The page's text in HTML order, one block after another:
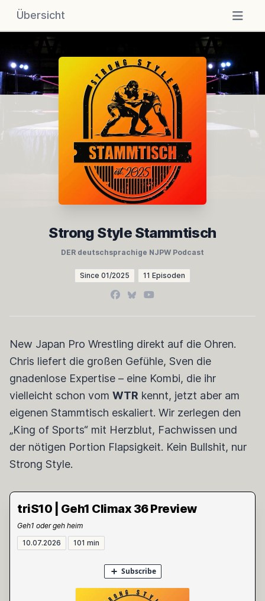
Übersicht
Strong Style Stammtisch
DER deutschsprachige NJPW Podcast
Since 01/2025 11 Episoden
Facebook
BlueskyYouTube
New Japan Pro Wrestling direkt auf die Ohren.
Chris liefert die großen Gefühle, Sven die
gnadenlose Expertise – eine Kombi, die ihr
vielleicht schon vom WTR kennt, jetzt aber am
eigenen Stammtisch eskaliert. Wir zerlegen den
„King of Sports“ mit Herzblut, Fachwissen und
der nötigen Portion Flapsigkeit. Kein Bullshit, nur
Strong Style.
triS10 | Geh1 Climax 36 Preview
Geh1 oder geh heim
10.07.2026
101 min